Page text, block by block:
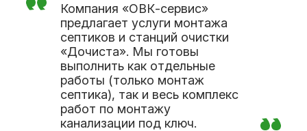
Компания «ОВК-сервис»
предлагает услуги монтажа
септиков и станций очистки
«Дочиста». Мы готовы
выполнить как отдельные
работы (только монтаж
септика), так и весь комплекс
работ по монтажу
канализации под ключ.